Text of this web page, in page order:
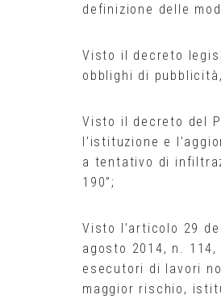
definizione delle
Visto il decreto
obblighi di
Visto il decreto del
l’istituzione e
a tentativo di
190”;
Visto l’articolo 29
agosto 2014, n.
esecutori di lavori
maggior rischio,